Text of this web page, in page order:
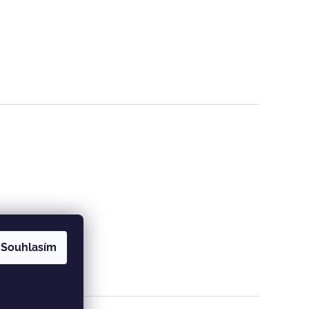
Souhlasím